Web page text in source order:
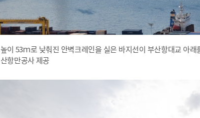
높이 53ｍ로 낮춰진 안벽크레인을 실은 바지선이 부산항대교 아
산항만공사 제공